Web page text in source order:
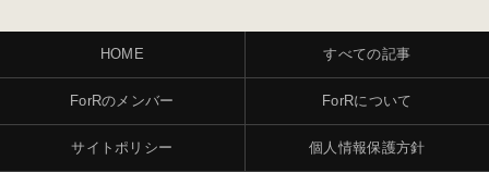
HOME すべての記事
ForRのメンバー ForRについて
サイトポリシー 個人情報保護方針